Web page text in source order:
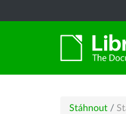
Stáhnout /